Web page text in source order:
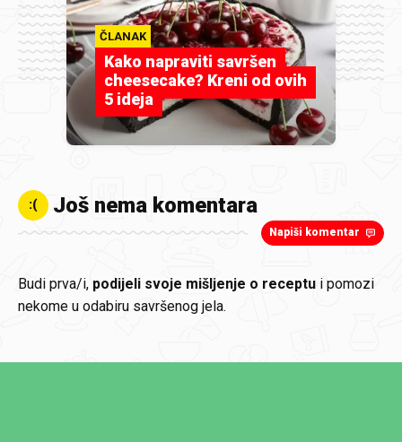
ČLANAK
Kako napraviti savršen
cheesecake? Kreni od ovih
5 ideja
:( Još nema komentara
Napiši komentar
Budi prva/i, podijeli svoje mišljenje o receptu i pomozi
nekome u odabiru savršenog jela.